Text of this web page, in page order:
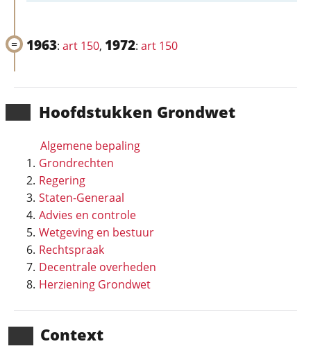
Hoofd­stukken Grondwet
Algemene bepaling
Grondrechten
Regering
Staten-Generaal
Advies en controle
Wetgeving en bestuur
Rechtspraak
Decentrale overheden
Herziening Grondwet
Context
1963: art 150, 1972: art 150